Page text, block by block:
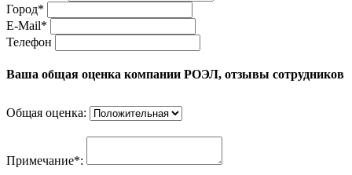
Город*
E-Mail*
Телефон
Ваша общая оценка компании РОЭЛ, отзывы сотрудников
Общая оценка:
Примечание*: